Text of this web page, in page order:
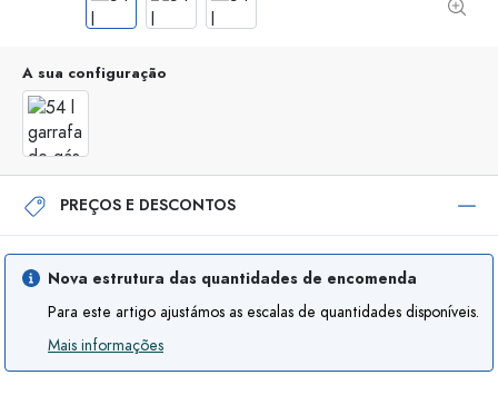
A sua configuração
PREÇOS E DESCONTOS
Nova estrutura das quantidades de encomenda
Para este artigo ajustámos as escalas de quantidades disponíveis.
Mais informações